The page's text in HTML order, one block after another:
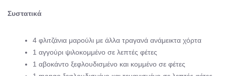
Συστατικά
4 φλιτζάνια μαρούλι με άλλα τραγανά ανάμεικτα χόρτα
1 αγγούρι ψιλοκομμένο σε λεπτές φέτες
1 αβοκάντο ξεφλουδισμένο και κομμένο σε φέτες